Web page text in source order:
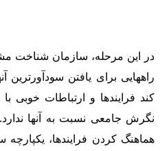
در این مرحله، سازمان شناخت
راههایی برای یافتن
كند فرایندها و ارتباطات خوبی
نگرش جامعی نسبت به آنها
هماهنگ كردن فرایندها،